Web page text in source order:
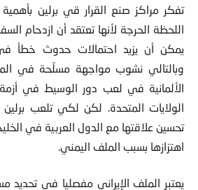
تفكر مراكز صنع القرار قي برلين
اللحظة الحرجة لأنها تعتقد أن ازدحام
يمكن أن يزيد احتمالات حدوث خطأ في
وبالتالي نشوب مواجهة مسلّحة في
الألمانية في لعب دور الوسيط في أزمة
الولايات المتحدة. لكن لكي تلعب برلين
تحسين علاقتها مع الدول العربية في
اهتزازها بسبب الملف اليمني.
يعتبر الملف الإيراني مفصليا في تحديد